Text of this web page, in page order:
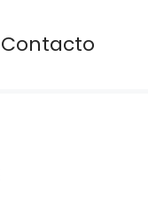
Contacto